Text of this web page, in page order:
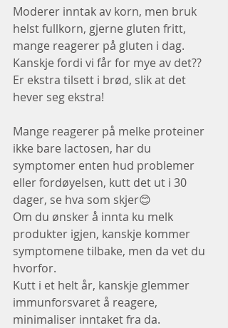
Moderer inntak av korn, men bruk
helst fullkorn, gjerne gluten fritt,
mange reagerer på gluten i dag.
Kanskje fordi vi får for mye av det??
Er ekstra tilsett i brød, slik at det
hever seg ekstra!
Mange reagerer på melke proteiner
ikke bare lactosen, har du
symptomer enten hud problemer
eller fordøyelsen, kutt det ut i 30
dager, se hva som skjer😊
Om du ønsker å innta ku melk
produkter igjen, kanskje kommer
symptomene tilbake, men da vet du
hvorfor.
Kutt i et helt år, kanskje glemmer
immunforsvaret å reagere,
minimaliser inntaket fra da.